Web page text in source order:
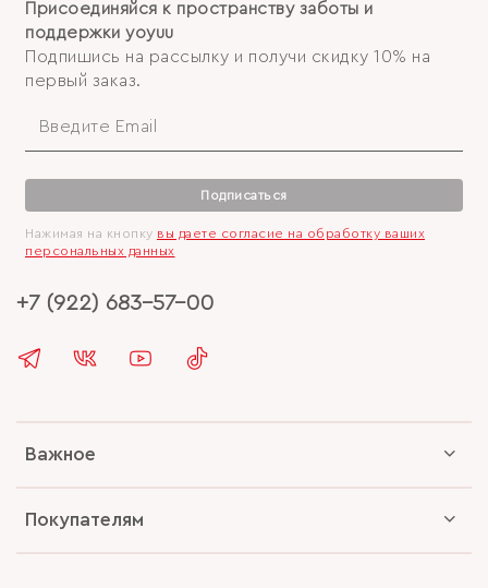
Присоединяйся к пространству заботы и
поддержки yoyuu
Подпишись на рассылку и получи скидку 10% на
первый заказ.
Подписаться
Нажимая на кнопку вы даете согласие на обработку ваших
персональных данных
Важное
Покупателям
+7 (922) 683-57-00